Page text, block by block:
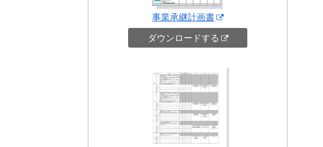
事業承継計画書
ダウンロードする